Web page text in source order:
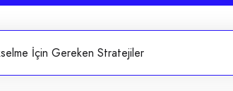
İçin Gereken Stratejiler